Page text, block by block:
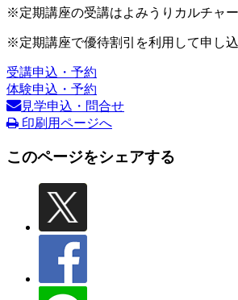
※定期講座の受講はよみうりカルチャ
※定期講座で優待割引を利用して申し
受講申込・予約
体験申込・予約
見学申込・問合せ
印刷用ページへ
このページをシェアする